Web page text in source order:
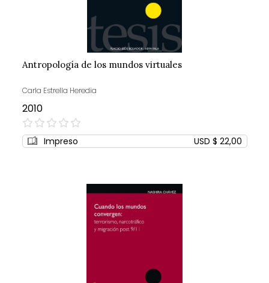
Antropología de los mundos virtuales
Carla Estrella Heredia
2010
0%
Impreso USD $ 22,00